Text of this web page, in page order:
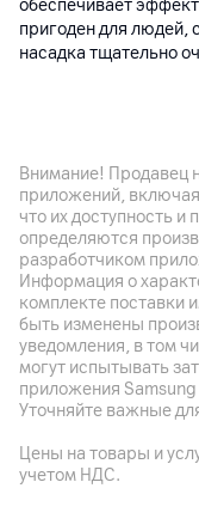
обеспечивает
пригоден для людей,
насадка тщательно
Гарантия
24мес.
Импортер
ИООО "Керхер",
177, пом. 69-4
Производитель
Alfred Kärcher SE &
Alfred-Karcher-Str 28-
Комплект поставки
комплектная
Внимание! Продавец
приложений,
что их доступность
определяются
разработчиком
Информация о
комплекте поставки
быть изменены
уведомления, в том
могут испытывать
приложения Samsung
Уточняйте важные
Цены на товары и
учетом НДС.